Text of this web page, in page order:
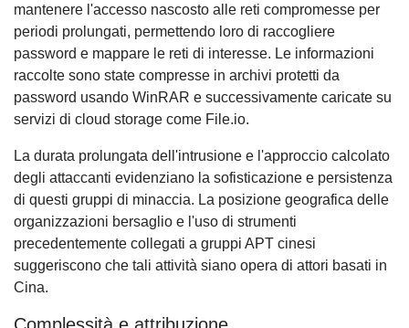
mantenere l'accesso nascosto alle reti compromesse per
periodi prolungati, permettendo loro di raccogliere
password e mappare le reti di interesse. Le informazioni
raccolte sono state compresse in archivi protetti da
password usando WinRAR e successivamente caricate su
servizi di cloud storage come File.io.
La durata prolungata dell'intrusione e l'approccio calcolato
degli attaccanti evidenziano la sofisticazione e persistenza
di questi gruppi di minaccia. La posizione geografica delle
organizzazioni bersaglio e l'uso di strumenti
precedentemente collegati a gruppi APT cinesi
suggeriscono che tali attività siano opera di attori basati in
Cina.